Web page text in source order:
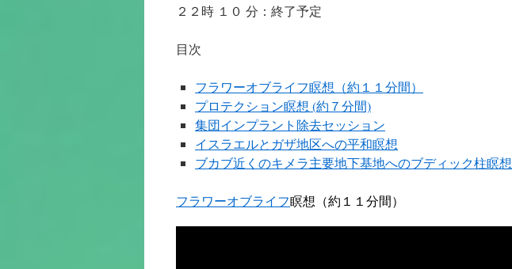
２２時 １０ 分：終了予定
目次
フラワーオブライフ瞑想（約１１分間）
プロテクション瞑想 (約７分間)
集団インプラント除去セッション
イスラエルとガザ地区への平和瞑想
ブカブ近くのキメラ主要地下基地へのブディック柱瞑想
フラワーオブライフ瞑想（約１１分間）